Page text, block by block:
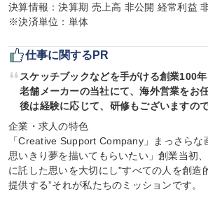
決算情報：決算期 売上高 非公開 経常利益
※決済単位：単体
仕事に関するPR
スケッチブックなどを手がける創業100
老舗メーカーの当社にて、海外営業をお
後は経験に応じて、研修もございますの
企業・求人の特色
「Creative Support Company」まっさらな
思いきり夢を描いてもらいたい」創業当初
に託した思いを大切にし"すべての人を創造
提供する”それが私たちのミッションです。